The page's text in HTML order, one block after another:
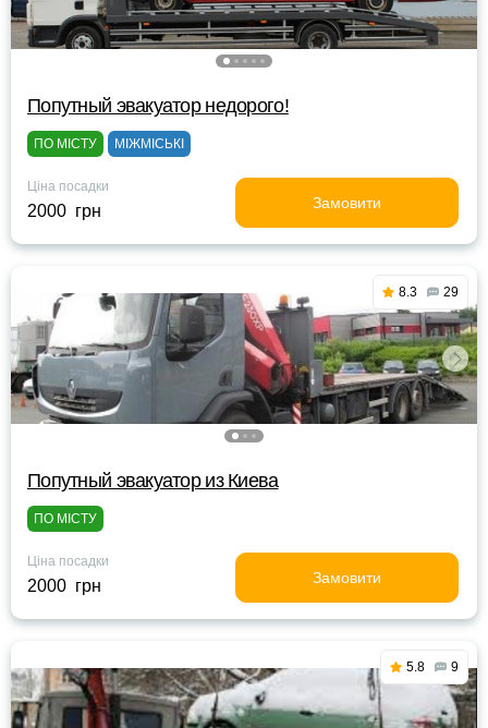
Попутный эвакуатор недорого!
ПО МІСТУ МІЖМІСЬКІ
Ціна посадки
2000 грн Замовити
8.3 29
Попутный эвакуатор из Киева
ПО МІСТУ
Ціна посадки
2000 грн Замовити
5.8 9